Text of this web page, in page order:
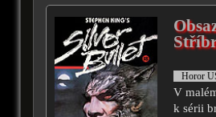
Horor
V
k sérii